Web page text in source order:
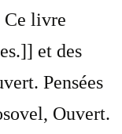
Ce livre
et des
Pensées
Ouvert.